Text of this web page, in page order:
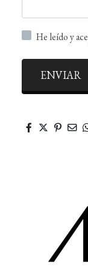
He leído y
ENVIAR